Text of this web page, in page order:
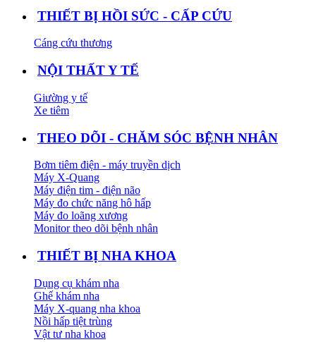
THIẾT BỊ HỒI SỨC - CẤP CỨU
Cáng cứu thương
NỘI THẤT Y TẾ
Giường y tế
Xe tiêm
THEO DÕI - CHĂM SÓC BỆNH NHÂN
Bơm tiêm điện - máy truyền dịch
Máy X-Quang
Máy điện tim - điện não
Máy đo chức năng hô hấp
Máy đo loãng xương
Monitor theo dõi bệnh nhân
THIẾT BỊ NHA KHOA
Dụng cụ khám nha
Ghế khám nha
Máy X-quang nha khoa
Nồi hấp tiệt trùng
Vật tư nha khoa